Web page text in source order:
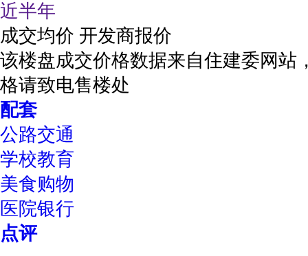
近半年
成交均价 开发商报价
该楼盘成交价格数据来自住建委网站
格请致电售楼处
配套
公路交通
学校教育
美食购物
医院银行
点评